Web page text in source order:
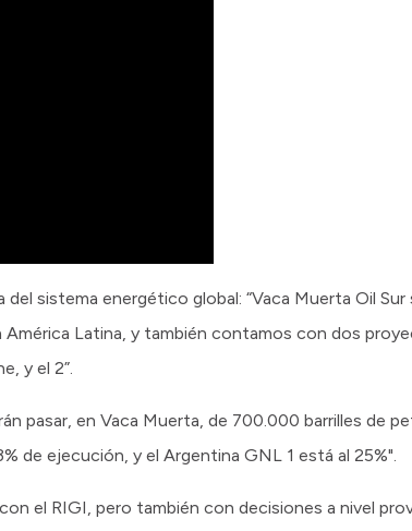
sistema energético global: “Vaca Muerta Oil Sur
Latina, y también contamos con dos
y el 2”.
pasar, en Vaca Muerta, de 700.000 barrilles de
de ejecución, y el Argentina GNL 1 está al 25%".
el RIGI, pero también con decisiones a nivel